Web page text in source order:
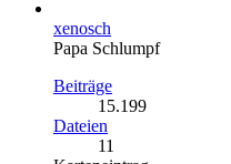
xenosch
Papa Schlumpf
Beiträge
15.199
Dateien
11